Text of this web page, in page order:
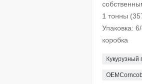
1 тонны
Упаковка:
коробка
Кукурузный